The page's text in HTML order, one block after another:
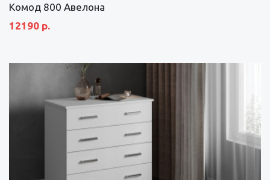
Комод 800 Авелона
12190 р.